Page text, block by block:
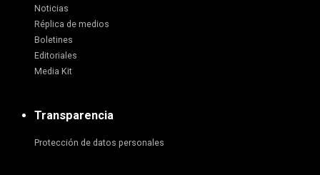
Noticias
Réplica de medios
Boletines
Editoriales
Media Kit
Transparencia
Protección de datos personales